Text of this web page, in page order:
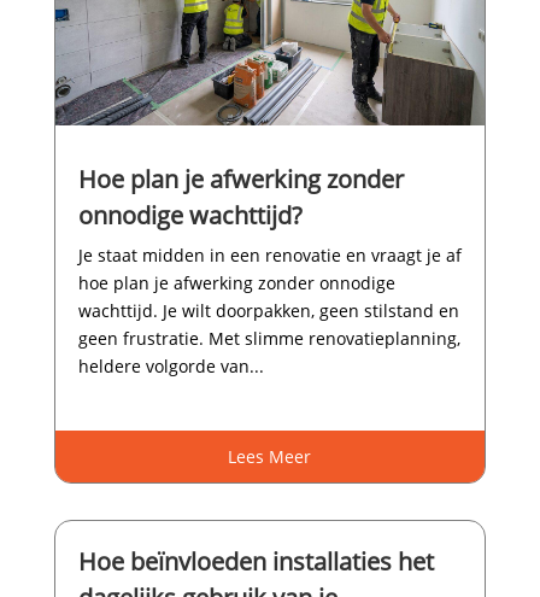
Hoe plan je afwerking zonder
onnodige wachttijd?
Je staat midden in een renovatie en vraagt je af
hoe plan je afwerking zonder onnodige
wachttijd.​ Je wilt doorpakken, geen stilstand en
geen frustratie.​ Met slimme renovatieplanning,
heldere volgorde van...
Lees Meer
Hoe beïnvloeden installaties het